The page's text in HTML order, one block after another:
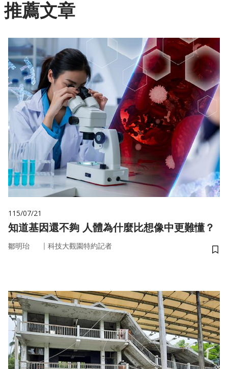
推薦文章
115/07/21
知道基因還不夠 人體為什麼比想像中更難懂？
鄒明珆 ｜ 科技大觀園特約記者
儲